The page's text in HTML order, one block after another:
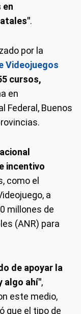
en
.
por la
Videojuegos
cursos,
en
Federal, Buenos
incentivo
como el
a
millones de
(ANR) para
de apoyar la
algo ahí",
este medio,
que el tipo de